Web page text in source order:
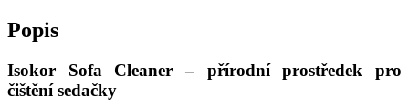
sedačky
a
množství
Popis
Isokor Sofa Cleaner – přírodní prostředek pro
čištění sedačky